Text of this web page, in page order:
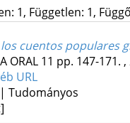
1, Független: 1,
cuentos populares
ORAL 11 pp. 147-171.
URL
Tudományos